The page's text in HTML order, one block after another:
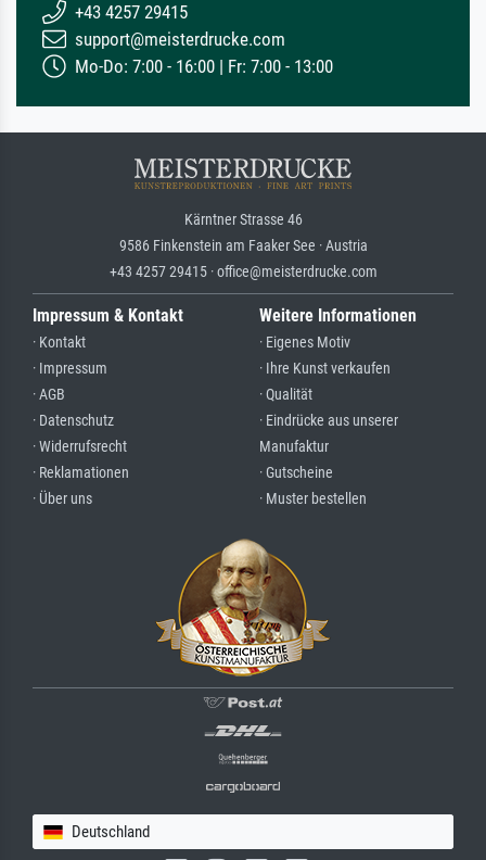
+43 4257 29415
support@meisterdrucke.com
Mo-Do: 7:00 - 16:00 | Fr: 7:00 - 13:00
Kärntner Strasse 46
9586 Finkenstein am Faaker See · Austria
+43 4257 29415 · office@meisterdrucke.com
Impressum & Kontakt
· Kontakt
· Impressum
· AGB
· Datenschutz
· Widerrufsrecht
· Reklamationen
· Über uns
Weitere Informationen
· Eigenes Motiv
· Ihre Kunst verkaufen
· Qualität
· Eindrücke aus unserer
Manufaktur
· Gutscheine
· Muster bestellen
Deutschland